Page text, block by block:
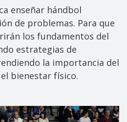
enseñar hándbol
de problemas. Para que
los fundamentos del
estrategias de
la importancia del
bienestar físico.